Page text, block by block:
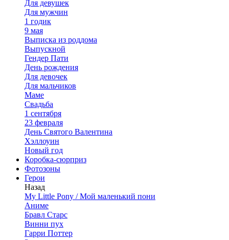
Для девушек
Для мужчин
1 годик
9 мая
Выписка из роддома
Выпускной
Гендер Пати
День рождения
Для девочек
Для мальчиков
Маме
Свадьба
1 сентября
23 февраля
День Святого Валентина
Хэллоуин
Новый год
Коробка-сюрприз
Фотозоны
Герои
Назад
My Little Pony / Мой маленький пони
Аниме
Бравл Старс
Винни пух
Гарри Поттер